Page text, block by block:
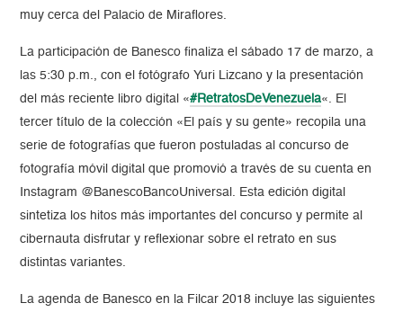
muy cerca del Palacio de Miraflores.
La participación de Banesco finaliza el sábado 17 de marzo, a
las 5:30 p.m., con el fotógrafo Yuri Lizcano y la presentación
del más reciente libro digital «#RetratosDeVenezuela«. El
tercer título de la colección «El país y su gente» recopila una
serie de fotografías que fueron postuladas al concurso de
fotografía móvil digital que promovió a través de su cuenta en
Instagram @BanescoBancoUniversal. Esta edición digital
sintetiza los hitos más importantes del concurso y permite al
cibernauta disfrutar y reflexionar sobre el retrato en sus
distintas variantes.
La agenda de Banesco en la Filcar 2018 incluye las siguientes